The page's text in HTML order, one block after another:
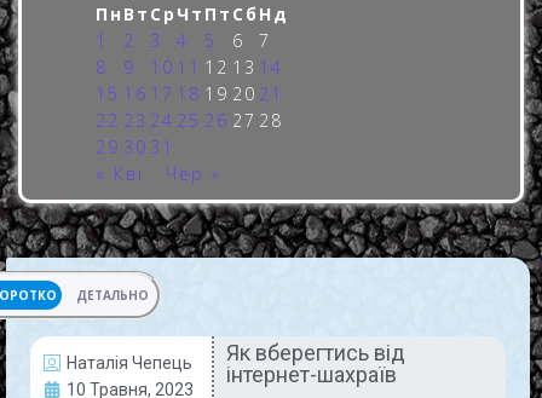
Пн Вт Ср Чт Пт Сб Нд
1
2 3 4 5 6
7
8
9 10 11 12 13 14
15 16 17 18 19 20 21
22 23 24 25 26 27 28
29 30 31
« Кві
Чер »
ДЕТАЛЬНО
Наталія Чепець
10 Травня, 2023
Як вберегтись від
інтернет-шахраївАКТУАЛЬНО